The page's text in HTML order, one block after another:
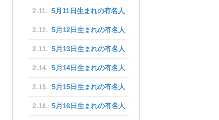
5月11日生まれの有名人
5月12日生まれの有名人
5月13日生まれの有名人
5月14日生まれの有名人
5月15日生まれの有名人
5月16日生まれの有名人